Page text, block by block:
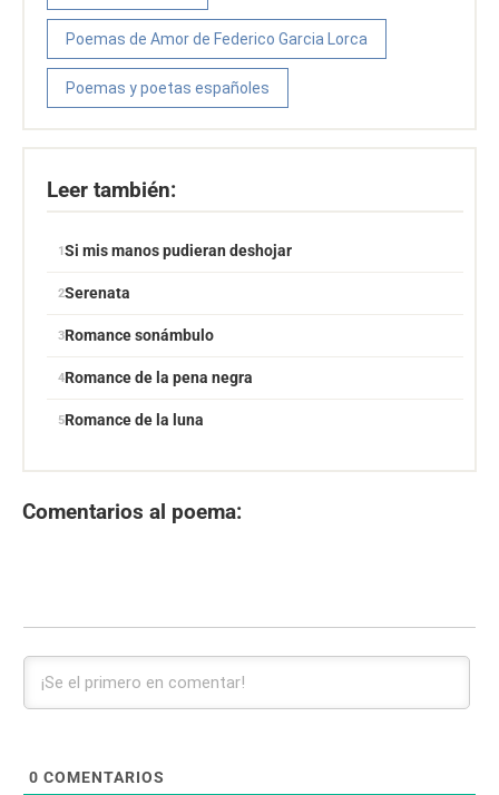
Poemas de Amor de Federico Garcia Lorca
Poemas y poetas españoles
Leer también:
Si mis manos pudieran deshojar
Serenata
Romance sonámbulo
Romance de la pena negra
Romance de la luna
Comentarios al poema:
0 COMENTARIOS